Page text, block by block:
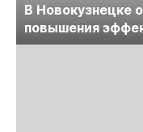
В Новокузнецке
повышения
предприятий